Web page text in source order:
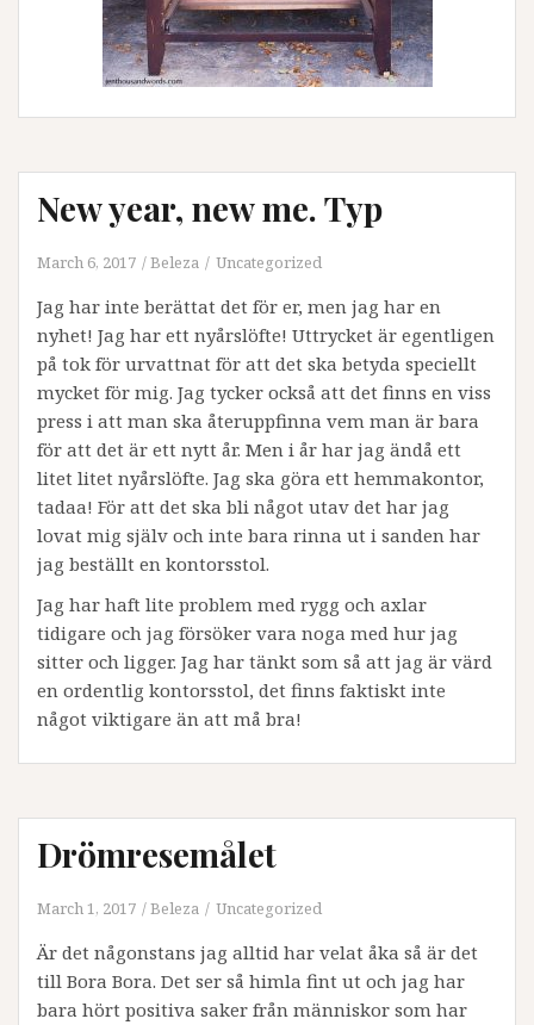
New year, new me. Typ
March 6, 2017 Beleza Uncategorized
Jag har inte berättat det för er, men jag har en
nyhet! Jag har ett nyårslöfte! Uttrycket är egentligen
på tok för urvattnat för att det ska betyda speciellt
mycket för mig. Jag tycker också att det finns en viss
press i att man ska återuppfinna vem man är bara
för att det är ett nytt år. Men i år har jag ändå ett
litet litet nyårslöfte. Jag ska göra ett hemmakontor,
tadaa! För att det ska bli något utav det har jag
lovat mig själv och inte bara rinna ut i sanden har
jag beställt en kontorsstol.
Jag har haft lite problem med rygg och axlar
tidigare och jag försöker vara noga med hur jag
sitter och ligger. Jag har tänkt som så att jag är värd
en ordentlig kontorsstol, det finns faktiskt inte
något viktigare än att må bra!
Drömresemålet
March 1, 2017 Beleza Uncategorized
Är det någonstans jag alltid har velat åka så är det
till Bora Bora. Det ser så himla fint ut och jag har
bara hört positiva saker från människor som har